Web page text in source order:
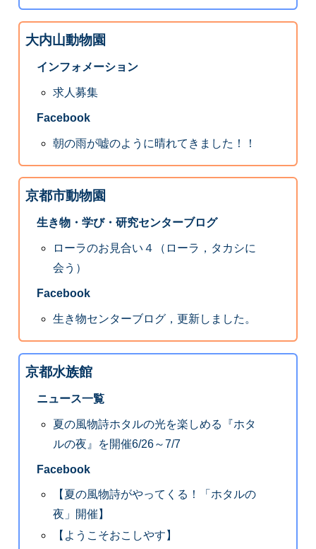
大内山動物園
インフォメーション
求人募集
Facebook
朝の雨が嘘のように晴れてきました！！
京都市動物園
生き物・学び・研究センターブログ
ローラのお見合い４（ローラ，タカシに
会う）
Facebook
生き物センターブログ，更新しました。
京都水族館
ニュース一覧
夏の風物詩ホタルの光を楽しめる『ホタ
ルの夜』を開催6/26～7/7
Facebook
【夏の風物詩がやってくる！「ホタルの
夜」開催】
【ようこそおこしやす】